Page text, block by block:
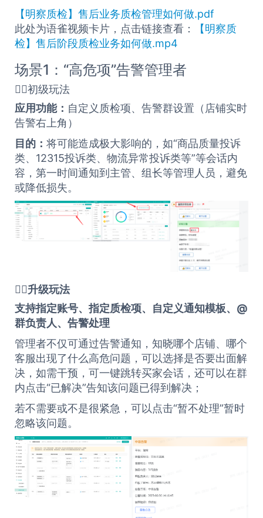
【明察质检】售后业务质检管理如何做.pdf
此处为语雀视频卡片，点击链接查看：
【明察质
检】售后阶段质检业务如何做.mp4
场景1：“高危项”告警管理者
🏄‍♀️初级玩法
应用功能： 自定义质检项、告警群设置（店铺实时
告警右上角）
目的： 将可能造成极大影响的，如“商品质量投诉
类、12315投诉类、物流异常投诉类等”等会话内
容，第一时间通知到主管、组长等管理人员，避免
或降低损失。
🏄‍♂️升级玩法
支持指定账号、指定质检项、自定义通知模板、@
群负责人、告警处理
管理者不仅可通过告警通知，知晓哪个店铺、哪个
客服出现了什么高危问题，可以选择是否要出面解
决，如需干预，可一键跳转买家会话，还可以在群
内点击“已解决”告知该问题已得到解决；
若不需要或不是很紧急，可以点击“暂不处理”暂时
忽略该问题。